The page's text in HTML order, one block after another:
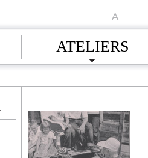
A
ATELIERS